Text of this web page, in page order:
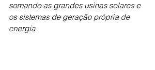
somando as grandes usinas solares e
os sistemas de geração própria de
energia